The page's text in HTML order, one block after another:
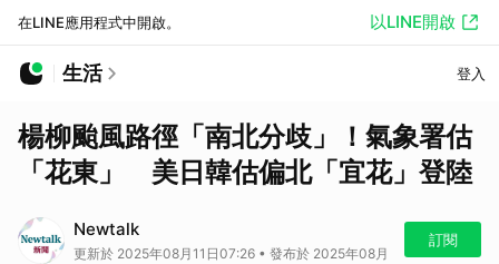
在LINE應用程式中開啟。 以LINE開啟
生活 登入
楊柳颱風路徑「南北分歧」！氣象署估
「花東」 美日韓估偏北「宜花」登陸
Newtalk
更新於 2025年08月11日07:26 • 發布於 2025年08月
訂閱